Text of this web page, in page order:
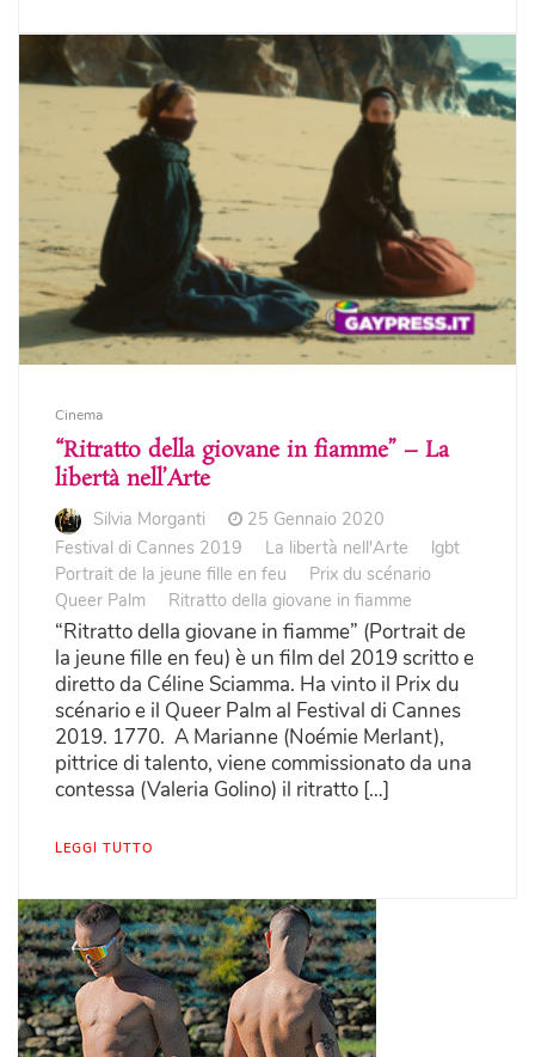
Cinema
“Ritratto della giovane in fiamme” – La
libertà nell’Arte
Silvia Morganti
25 Gennaio 2020
Festival di Cannes 2019
La libertà nell'Arte
lgbt
Portrait de la jeune fille en feu
Prix du scénario
Queer Palm
Ritratto della giovane in fiamme
“Ritratto della giovane in fiamme” (Portrait de
la jeune fille en feu) è un film del 2019 scritto e
diretto da Céline Sciamma. Ha vinto il Prix du
scénario e il Queer Palm al Festival di Cannes
2019. 1770. A Marianne (Noémie Merlant),
pittrice di talento, viene commissionato da una
contessa (Valeria Golino) il ritratto […]
LEGGI TUTTO